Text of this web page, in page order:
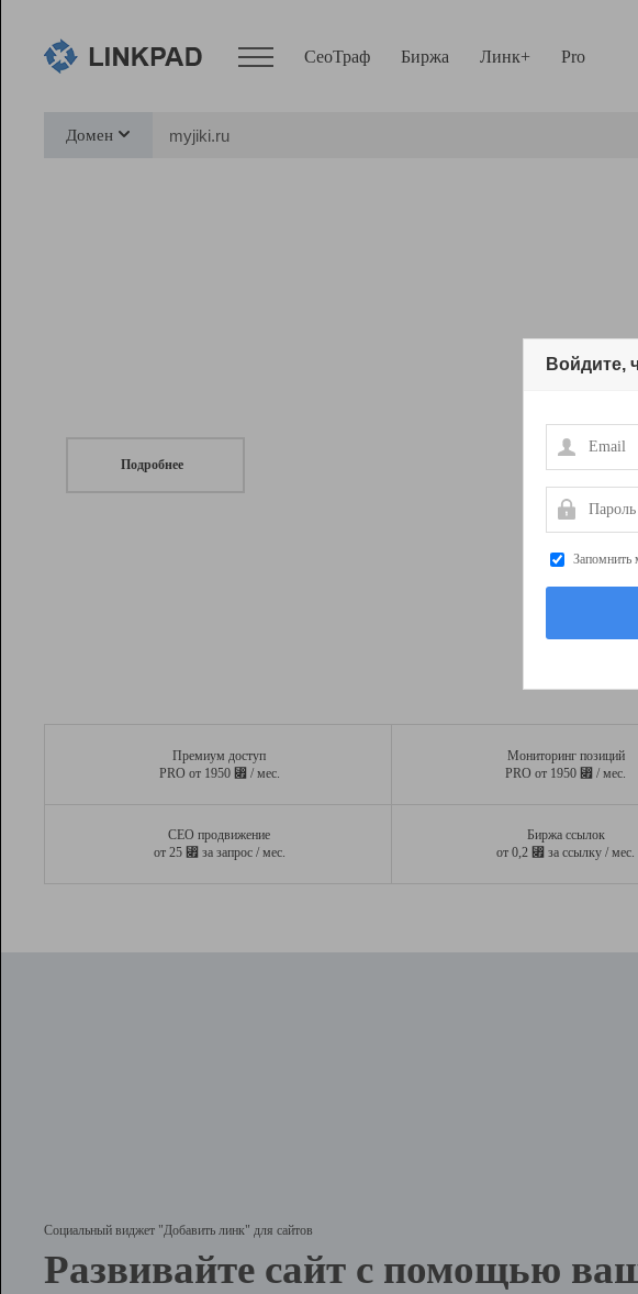
СеоТраф Биржа Линк+ Pro
Домен
Подробнее
Премиум доступ
PRO от 1950 ⃏ / мес.
Мониторинг позиций
PRO от 1950 ⃏ / мес.
СЕО продвижение
от 25 ⃏ за запрос / мес.
Биржа ссылок
от 0,2 ⃏ за ссылку / мес.
Социальный виджет "Добавить линк" для сайтов
Развивайте сайт с помощью
Войдите,
Email
Пароль
Запомнить